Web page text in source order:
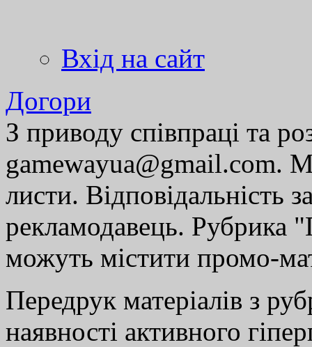
Вхід на сайт
Догори
З приводу співпраці та
gamewayua@gmail.com.
листи. Відповідальність
рекламодавець. Рубрика
можуть містити промо-
Передрук матеріалів з
наявності активного